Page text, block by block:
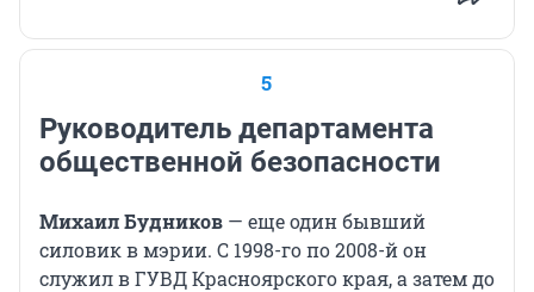
5
Руководитель департамента
общественной безопасности
Михаил Будников — еще один бывший
силовик в мэрии. С 1998-го по 2008-й он
служил в ГУВД Красноярского края, а затем до